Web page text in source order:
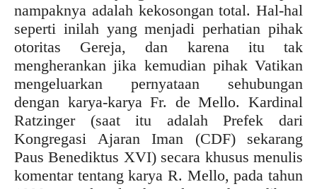
nampaknya adalah kekosongan total. Hal-hal
seperti inilah yang menjadi perhatian pihak
otoritas Gereja, dan karena itu tak
mengherankan jika kemudian pihak Vatikan
mengeluarkan pernyataan sehubungan
dengan karya-karya Fr. de Mello. Kardinal
Ratzinger (saat itu adalah Prefek dari
Kongregasi Ajaran Iman (CDF) sekarang
Paus Benediktus XVI) secara khusus menulis
komentar tentang karya R. Mello, pada tahun